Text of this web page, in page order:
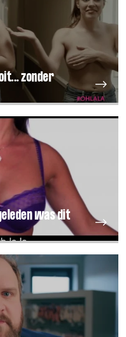
zonder
was dit